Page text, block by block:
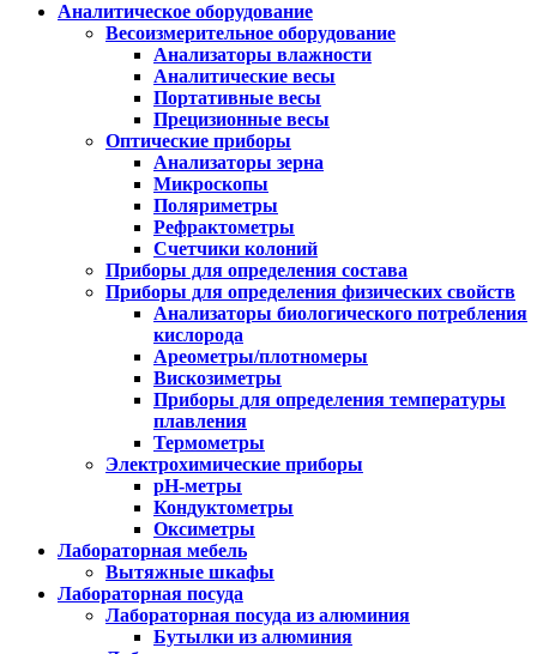
Аналитическое оборудование
Весоизмерительное оборудование
Анализаторы влажности
Аналитические весы
Портативные весы
Прецизионные весы
Оптические приборы
Анализаторы зерна
Микроскопы
Поляриметры
Рефрактометры
Счетчики колоний
Приборы для определения состава
Приборы для определения физических свойств
Анализаторы биологического потребления
кислорода
Ареометры/плотномеры
Вискозиметры
Приборы для определения температуры
плавления
Термометры
Электрохимические приборы
pH-метры
Кондуктометры
Оксиметры
Лабораторная мебель
Вытяжные шкафы
Лабораторная посуда
Лабораторная посуда из алюминия
Бутылки из алюминия